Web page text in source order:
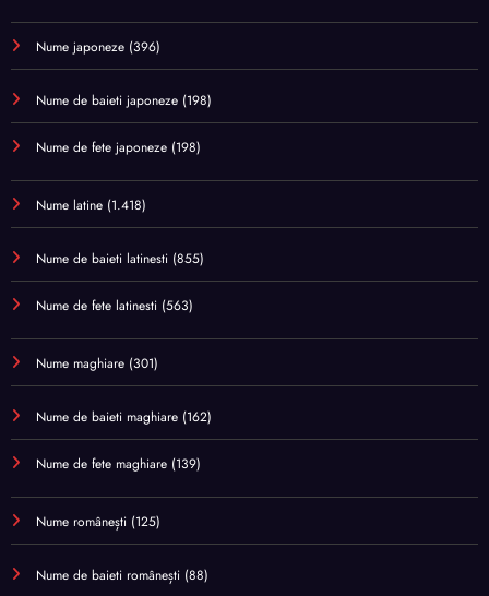
Nume japoneze (396)
Nume de baieti japoneze (198)
Nume de fete japoneze (198)
Nume latine (1.418)
Nume de baieti latinesti (855)
Nume de fete latinesti (563)
Nume maghiare (301)
Nume de baieti maghiare (162)
Nume de fete maghiare (139)
Nume românești (125)
Nume de baieti românești (88)